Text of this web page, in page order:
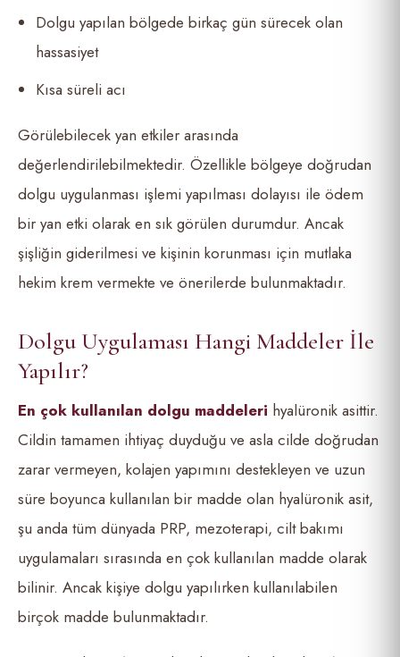
Dolgu yapılan bölgede birkaç gün sürecek olan
hassasiyet
Kısa süreli acı
Görülebilecek yan etkiler arasında
değerlendirilebilmektedir. Özellikle bölgeye doğrudan
dolgu uygulanması işlemi yapılması dolayısı ile ödem
bir yan etki olarak en sık görülen durumdur. Ancak
şişliğin giderilmesi ve kişinin korunması için mutlaka
hekim krem vermekte ve önerilerde bulunmaktadır.
Dolgu Uygulaması Hangi Maddeler İle
Yapılır?
En çok kullanılan dolgu maddeleri hyalüronik asittir.
Cildin tamamen ihtiyaç duyduğu ve asla cilde doğrudan
zarar vermeyen, kolajen yapımını destekleyen ve uzun
süre boyunca kullanılan bir madde olan hyalüronik asit,
şu anda tüm dünyada PRP, mezoterapi, cilt bakımı
uygulamaları sırasında en çok kullanılan madde olarak
bilinir. Ancak kişiye dolgu yapılırken kullanılabilen
birçok madde bulunmaktadır.